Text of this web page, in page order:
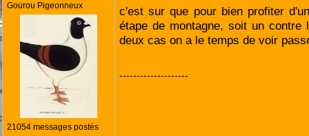
Gourou Pigeonneux
21054 messages postés
c'est sur que pour bien profiter
étape de montagne, soit un
deux cas on a le temps de voir
--------------------